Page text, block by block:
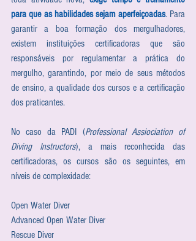
para que as habilidades sejam aperfeiçoadas. Para
garantir a boa formação dos mergulhadores,
existem instituições certificadoras que são
responsáveis por regulamentar a prática do
mergulho, garantindo, por meio de seus métodos
de ensino, a qualidade dos cursos e a certificação
dos praticantes.
No caso da PADI (Professional Assiociation of
Diving Instructors), a mais reconhecida das
certificadoras, os cursos são os seguintes, em
níveis de complexidade:
Open Water Diver
Advanced Open Water Diver
Rescue Diver